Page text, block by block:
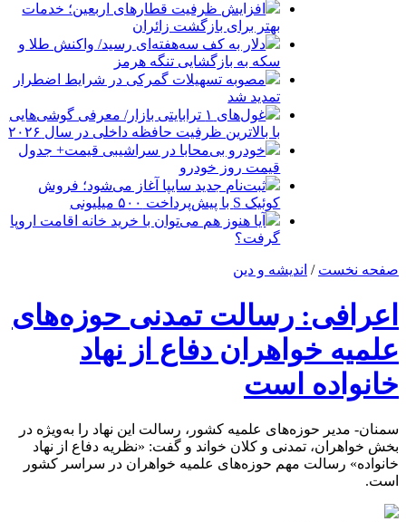
افزایش ظرفیت قطارهای اربعین؛ خدمات
بهتر برای بازگشت زائران
دلار به کف سه‌هفته‌ای رسید/ واکنش طلا و
سکه به بازگشایی تنگه هرمز
مصوبه تسهیلات گمرکی در شرایط اضطرار
تمدید شد
غول‌های ۱ ترابایتی بازار/ معرفی گوشی‌هایی
با بالاترین ظرفیت حافظه داخلی در سال ۲۰۲۶
خودرو بی‌محابا در سراشیبی قیمت+ جدول
قیمت روز خودرو
ثبت‌نام جدید سایپا آغاز می‌شود؛ فروش
کوئیک S با پیش‌پرداخت ۵۰۰ میلیونی
آیا هنوز هم می‌توان با خرید خانه اقامت اروپا
گرفت؟
صفحه نخست / اندیشه و دین
اعرافی: رسالت تمدنی حوزه‌های
علمیه خواهران دفاع از نهاد
خانواده است
سمنان- مدیر حوزه‌های علمیه کشور، رسالت این نهاد را به‌ویژه در
بخش خواهران، تمدنی و کلان خواند و گفت: «نظریه دفاع از نهاد
خانواده» رسالت مهم حوزه‌های علمیه خواهران در سراسر کشور
است.